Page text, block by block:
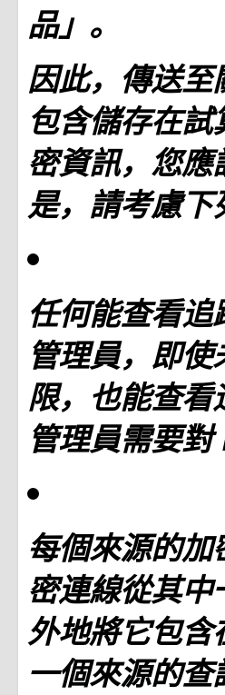
品」。
因此，傳送
包含儲存在
密資訊，您
是，請考慮下
任何能查看
管理員，即
限，也能查
管理員需要
每個來源的
密連線從其
外地將它包含
一個來源的查